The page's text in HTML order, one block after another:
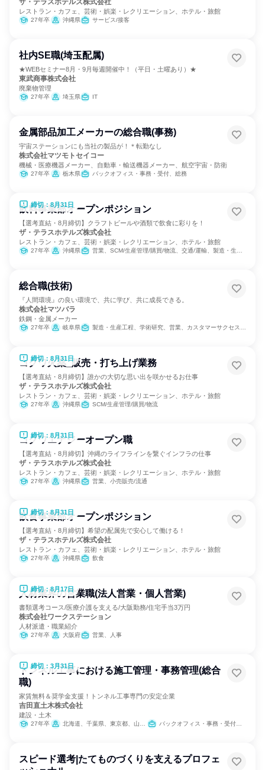
ザ・テラスホテルズ株式会社
レストラン・カフェ、芸術・娯楽・レクリエーション、ホテル・旅館
27年卒 沖縄県 サービス/接客
社内SE職(埼玉配属)
★WEBセミナー8月・9月毎週開催中！（平日・土曜あり）★
東武商事株式会社
廃棄物管理
27年卒 埼玉県 IT
金属部品加工メーカーの総合職(事務)
宇宙ステーションにも当社の製品が！＊転勤なし
株式会社マツモトセイコー
機械・医療機器メーカー、自動車・輸送機器メーカー、航空宇宙・防衛
27年卒 栃木県 バックオフィス・事務・受付、総務
締切：8月31日
飲料事業部オープンポジション
【選考直結・8月締切】クラフトビールや酒類で飲食に彩りを！
ザ・テラスホテルズ株式会社
レストラン・カフェ、芸術・娯楽・レクリエーション、ホテル・旅館
27年卒 沖縄県 営業、SCM/生産管理/購買/物流、交通/運輸、製造・生産工程
総合職(技術)
『人間環境』の良い環境で、共に学び、共に成長できる。
株式会社マツバラ
鉄鋼・金属メーカー
27年卒 岐阜県 製造・生産工程、学術研究、営業、カスタマーサクセス、バックオフィス・事務・受付、総務
締切：8月31日
コクワ火薬_販売・打ち上げ業務
【選考直結・8月締切】誰かの大切な思い出を咲かせるお仕事
ザ・テラスホテルズ株式会社
レストラン・カフェ、芸術・娯楽・レクリエーション、ホテル・旅館
27年卒 沖縄県 SCM/生産管理/購買/物流
締切：8月31日
コクワエナジーオープン職
【選考直結・8月締切】沖縄のライフラインを繋ぐインフラの仕事
ザ・テラスホテルズ株式会社
レストラン・カフェ、芸術・娯楽・レクリエーション、ホテル・旅館
27年卒 沖縄県 営業、小売販売/流通
締切：8月31日
飲食事業部オープンポジション
【選考直結・8月締切】希望の配属先で安心して働ける！
ザ・テラスホテルズ株式会社
レストラン・カフェ、芸術・娯楽・レクリエーション、ホテル・旅館
27年卒 沖縄県 飲食
締切：8月17日
人材業界の営業職(法人営業・個人営業)
書類選考コース/医療介護を支える/大阪勤務/住宅手当3万円
株式会社ワークステーション
人材派遣・職業紹介
27年卒 大阪府 営業、人事
締切：3月31日
トンネル工事における施工管理・事務管理(総合
職)
家賃無料＆奨学金支援！トンネル工事専門の安定企業
吉田直土木株式会社
建設・土木
27年卒 北海道、千葉県、東京都、山梨県、岐阜県、愛知県、京都府、大阪府 バックオフィス・事務・受付、建築/土木/プラント専門職
スピード選考|たてものづくりを支えるプロフェ